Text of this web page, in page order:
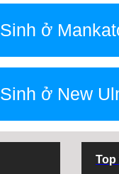
Sinh ở
Sinh ở New
Top